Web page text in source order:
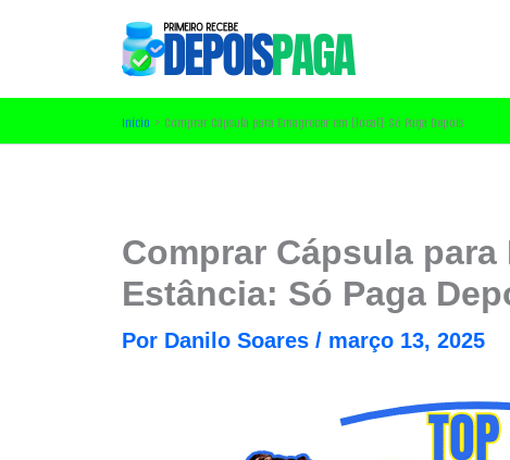
Início Comprar Cápsula para Emagrecer em [local]: Só Paga Depois
Comprar Cápsula para
Estância: Só Paga
Por Danilo Soares / março 13, 2025